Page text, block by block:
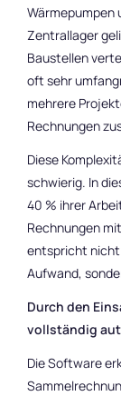
Wärmepumpen
Zentrallager
Baustellen
oft sehr
mehrere
Rechnungen
Diese
schwierig. In
40 % ihrer
Rechnungen
entspricht nicht
Aufwand,
Durch den
vollständig
Die Software